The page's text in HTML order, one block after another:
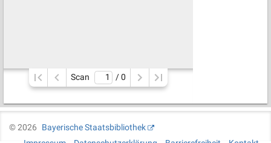
Scan / 0
©2026
Bayerische Staatsbibliothek